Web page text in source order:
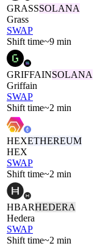
GRASSSOLANA
Grass
SWAP
Shift time~9 min
GRIFFAINSOLANA
Griffain
SWAP
Shift time~2 min
HEXETHEREUM
HEX
SWAP
Shift time~2 min
HBARHEDERA
Hedera
SWAP
Shift time~2 min